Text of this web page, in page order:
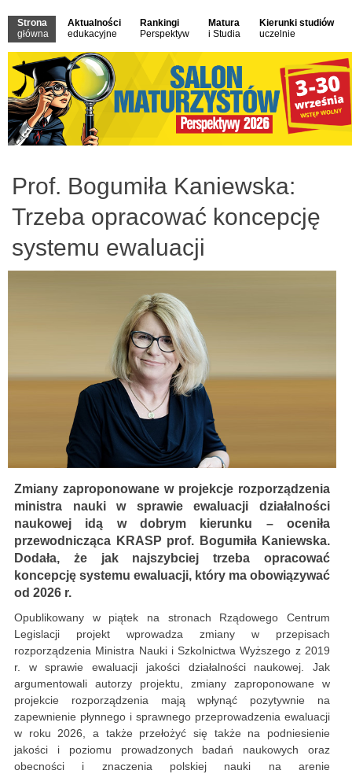
Strona
główna
Aktualności
edukacyjne
Rankingi
Perspektyw
Matura
i Studia
Kierunki studiów
uczelnie
Prof. Bogumiła Kaniewska:
Trzeba opracować koncepcję
systemu ewaluacji
Zmiany zaproponowane w projekcje rozporządzenia
ministra nauki w sprawie ewaluacji działalności
naukowej idą w dobrym kierunku – oceniła
przewodnicząca KRASP prof. Bogumiła Kaniewska.
Dodała, że jak najszybciej trzeba opracować
koncepcję systemu ewaluacji, który ma obowiązywać
od 2026 r.
Opublikowany w piątek na stronach Rządowego Centrum
Legislacji projekt wprowadza zmiany w przepisach
rozporządzenia Ministra Nauki i Szkolnictwa Wyższego z 2019
r. w sprawie ewaluacji jakości działalności naukowej. Jak
argumentowali autorzy projektu, zmiany zaproponowane w
projekcie rozporządzenia mają wpłynąć pozytywnie na
zapewnienie płynnego i sprawnego przeprowadzenia ewaluacji
w roku 2026, a także przełożyć się także na podniesienie
jakości i poziomu prowadzonych badań naukowych oraz
obecności i znaczenia polskiej nauki na arenie